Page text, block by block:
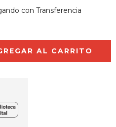
con Transferencia